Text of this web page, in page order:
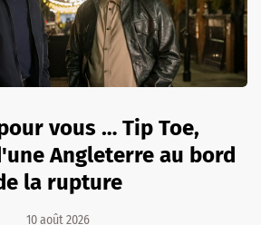
vous … Tip Toe,
Angleterre au bord
la rupture
10 août 2026